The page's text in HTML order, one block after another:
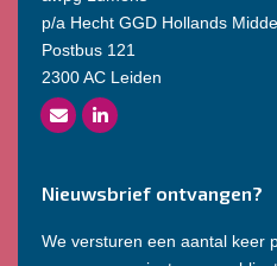
p/a Hecht GGD Hollands
Postbus 121
2300 AC Leiden
Nieuwsbrief ontvangen?
We versturen een aantal keer